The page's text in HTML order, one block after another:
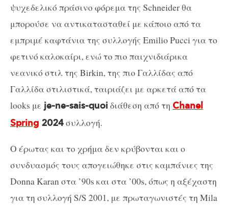
ψυχεδελικό πράσινο φόρεμα της Schneiderθα
μπορούσε να αντικατασταθεί με κάποιο από τα
εμπριμέ καφτάνια της συλλογής Emilio Pucci για το
φετινό καλοκαίρι, ενώ το πιο παιχνιδιάρικα
νεανικό στιλ της Birkin, της πιο Γαλλίδας από
Γαλλίδα στιλιστικά, ταιριάζει με αρκετά από τα
looks με je-ne-sais-quoiδιάθεση από τη Chanel
Spring 2024συλλογή.
Ο έρωτας και το χρήμα δεν κρύβονται και ο
συνδυασμός τους απογειώθηκε στις καμπάνιες της
Donna Karanστα ’90s και στα ’00s, όπως η αξέχαστη
για τη συλλογή S/S 2001, με πρωταγωνιστές τη Mila